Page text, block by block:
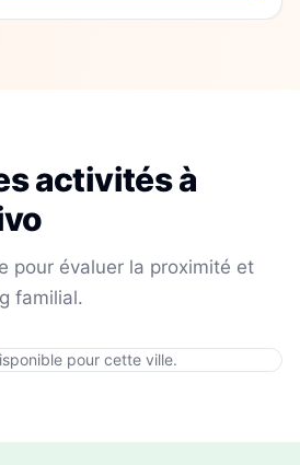
activités à
pour évaluer la proximité et
familial.
pour cette ville.